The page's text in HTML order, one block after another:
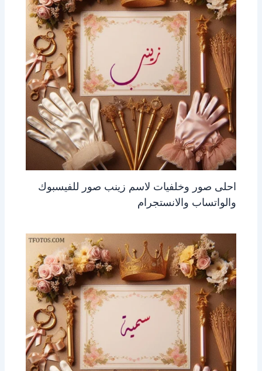
احلى صور وخلفيات لاسم زينب صور للفيسبوك
والواتساب والانستجرام